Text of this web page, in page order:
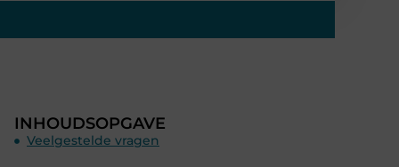
INHOUDSOPGAVE
Veelgestelde vragen